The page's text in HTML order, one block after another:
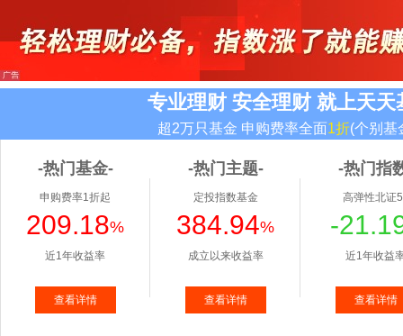
专业理财 安全理财 就上天天
超2万只基金 申购费率全面1折(个别基
-热门基金-
申购费率1折起
209.18%
近1年收益率
查看详情
-热门主题-
定投指数基金
384.94%
成立以来收益率
查看详情
-热门指
高弹性北证
-
近1年收益
查看详情